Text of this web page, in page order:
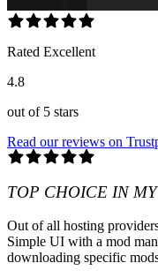
Rated Excellent
4.8
out of 5 stars
Read our reviews on
TOP CHOICE IN
Out of all hosting
Simple UI with a mod
downloading specific